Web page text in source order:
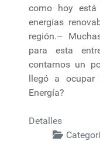
como hoy está
energías
región.–
para esta
contarnos un
llegó a ocupar
Energía?
Detalles